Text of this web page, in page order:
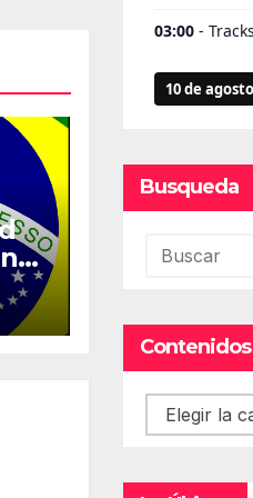
Busqueda
Contenidos
Contenidos